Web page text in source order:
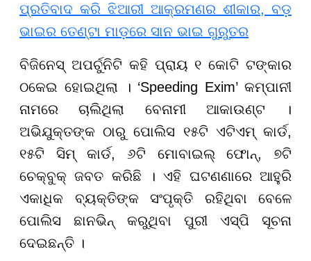
ପ୍ରତିବାଦ କରି ଝିଆରୀ ଆକ୍ରମଣର ଶୀକାର, ବଡ଼
ଭାଇର ତେଣ୍ଟା ମାଡ଼ରେ ସାନ ଭାଇ ଗୁରୁତର
ବିଜିନେସ୍ ଅପର୍ଚୁନିଟି କହି ପ୍ରାୟ ୧ କୋଟି ଟଙ୍କାର
ଠକେଇ ହୋଇଥିଲା । ‘Speeding Exim’ କମ୍ପାନୀ
ନାମରେ ଚାଲିଥିଲା ବେନାମୀ ଆକାଉଣ୍ଟ ।
ଅଭିଯୁକ୍ତଙ୍କ ଠାରୁ ପୋଲିସ ୧୫ଟି ଏଟିଏମ୍ କାର୍ଡ,
୧୫ଟି ସିମ୍ କାର୍ଡ, ୬ଟି ମୋବାଇଲ୍ ଫୋନ୍, ୭ଟି
ଚେକ୍ବୁକ୍ ଜବତ କରିଛି । ଏହି ଘଟଣଣାରେ ଆହୁରି
ଏକାଧିକ ବ୍ୟକ୍ତିଙ୍କ ସଂପୃକ୍ତି ରହିଥିବା ବେଳେ
ପୋଲିସ ଛାନଭିନ୍ କରୁଥିବା ପୁରୀ ଏସ୍ପି ସୂଚନା
ଦେଇଛନ୍ତି ।